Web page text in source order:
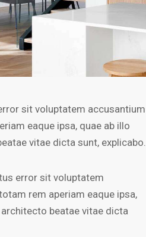
sit voluptatem accusantium
eaque ipsa, quae ab illo
vitae dicta sunt, explicabo.
error sit voluptatem
rem aperiam eaque ipsa,
beatae vitae dicta